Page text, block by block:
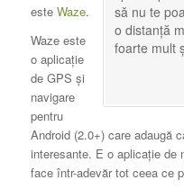
să nu te
o distanță
foarte mult
este Waze.
Waze este
o aplicație
de GPS și
navigare
pentru
Android (2.0+) care adaugă
interesante. E o aplicație de
face într-adevăr tot ceea ce